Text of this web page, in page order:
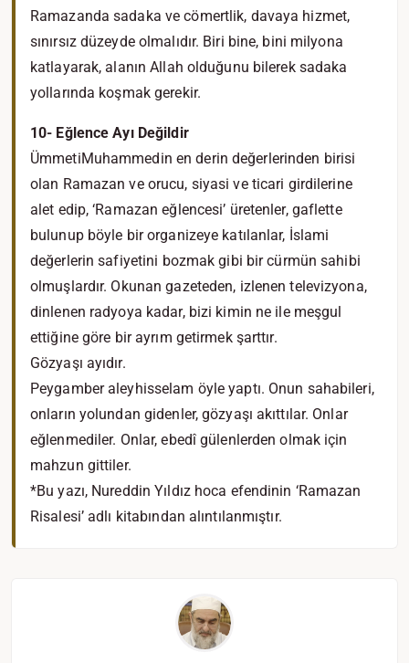
Ramazanda sadaka ve cömertlik, davaya hizmet,
sınırsız düzeyde olmalıdır. Biri bine, bini milyona
katlayarak, alanın Allah olduğunu bilerek sadaka
yollarında koşmak gerekir.
10- Eğlence Ayı Değildir
ÜmmetiMuhammedin en derin değerlerinden birisi
olan Ramazan ve orucu, siyasi ve ticari girdilerine
alet edip, ‘Ramazan eğlencesi’ üretenler, gaflette
bulunup böyle bir organizeye katılanlar, İslami
değerlerin safiyetini bozmak gibi bir cürmün sahibi
olmuşlardır. Okunan gazeteden, izlenen televizyona,
dinlenen radyoya kadar, bizi kimin ne ile meşgul
ettiğine göre bir ayrım getirmek şarttır.
Gözyaşı ayıdır.
Peygamber aleyhisselam öyle yaptı. Onun sahabileri,
onların yolundan gidenler, gözyaşı akıttılar. Onlar
eğlenmediler. Onlar, ebedî gülenlerden olmak için
mahzun gittiler.
*Bu yazı, Nureddin Yıldız hoca efendinin ‘Ramazan
Risalesi’ adlı kitabından alıntılanmıştır.